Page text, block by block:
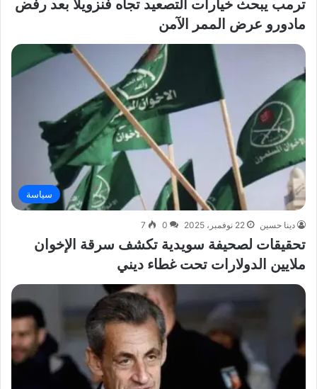
ترمب يبحث خيارات التصعيد تجاه فنزويلا بعد رفض
مادورو عرض الممر الآمن
سياسة
دينا حسين 22 نوفمبر، 2025 0
7
تحقيقات لصحيفة سويدية تكشف سرقة الإخوان
ملايين الدولارات تحت غطاء ديني